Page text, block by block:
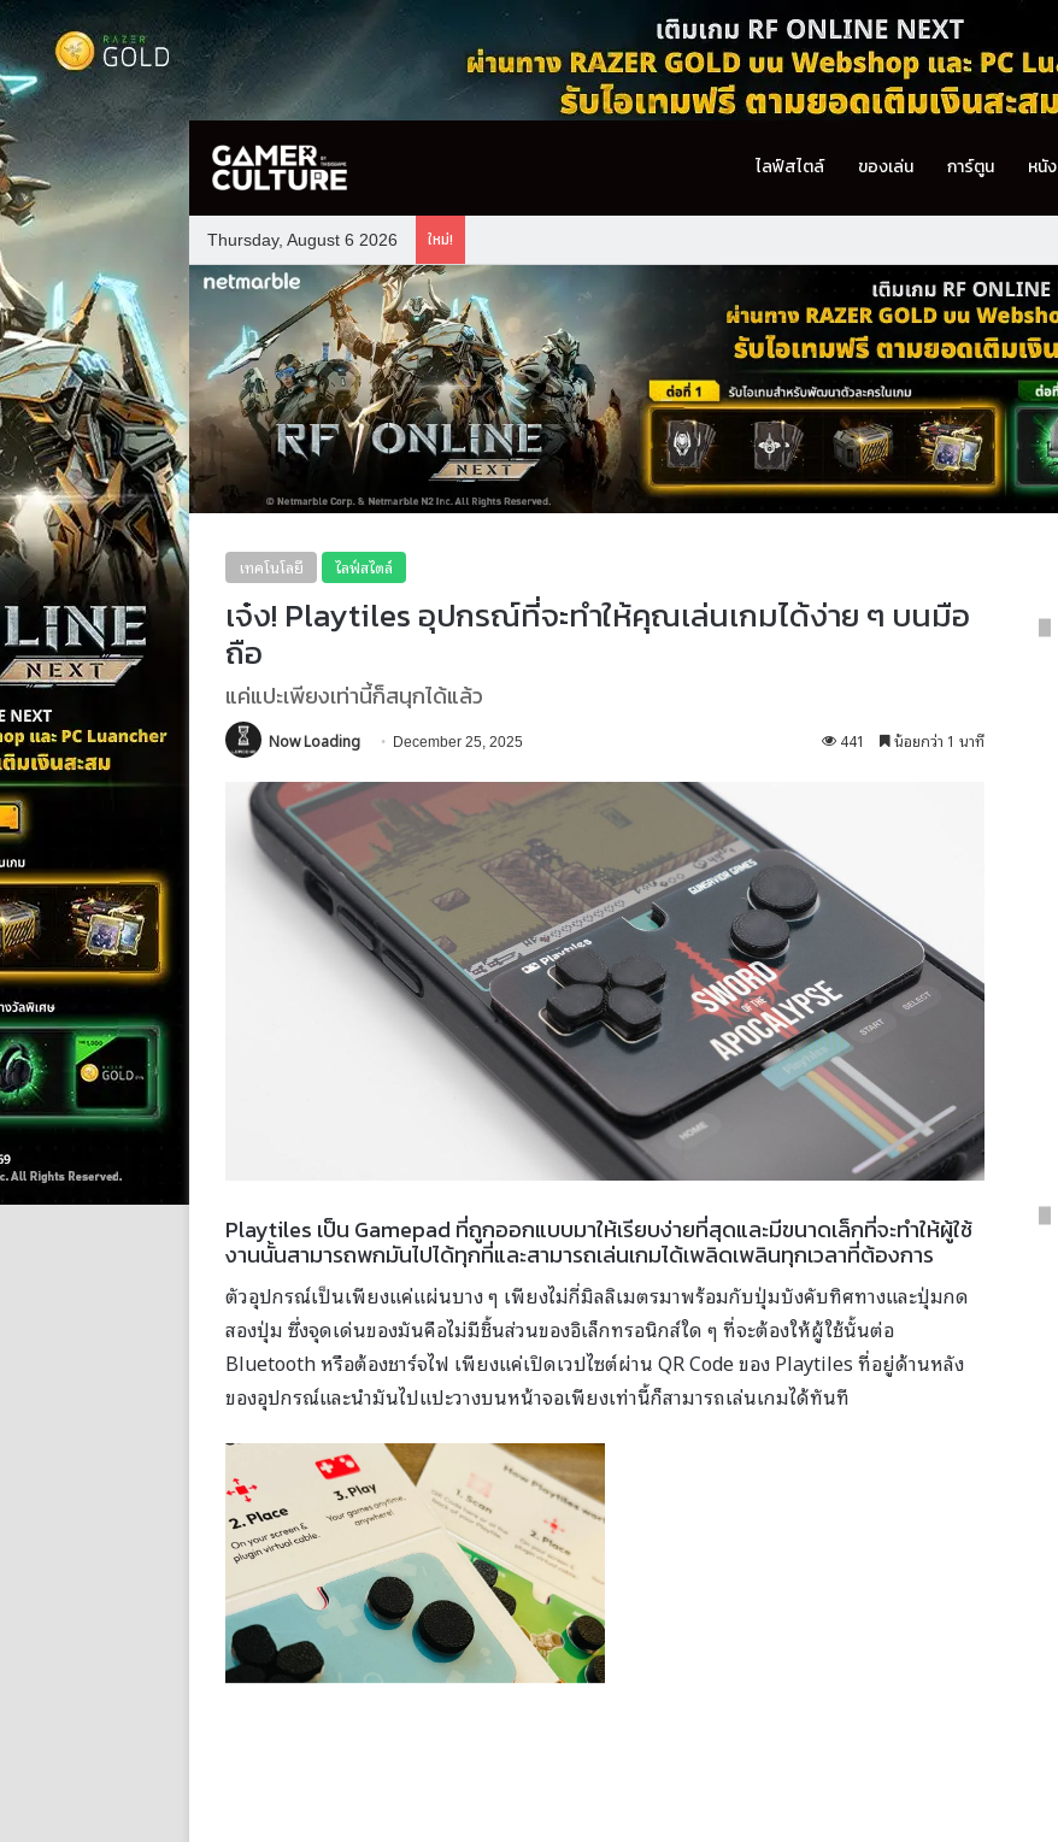
ไลฟ์สไตล์ ของเล่น การ์ตูน หนัง
Thursday, August 6 2026 ใหม่!
เทคโนโลยี ไลฟ์สไตล์
เจ๋ง! Playtiles อุปกรณ์ที่จะทำให้คุณเล่นเกมได้ง่าย ๆ บนมือ
ถือ
แค่แปะเพียงเท่านี้ก็สนุกได้แล้ว
Now Loading December 25, 2025 441 น้อยกว่า 1 นาที
Playtiles เป็น Gamepad ที่ถูกออกแบบมาให้เรียบง่ายที่สุดและมีขนาดเล็กที่จะทำให้ผู้ใช้
งานนั้นสามารถพกมันไปได้ทุกที่และสามารถเล่นเกมได้เพลิดเพลินทุกเวลาที่ต้องการ
ตัวอุปกรณ์เป็นเพียงแค่แผ่นบาง ๆ เพียงไม่กี่มิลลิเมตรมาพร้อมกับปุ่มบังคับทิศทางและปุ่มกด
สองปุ่ม ซึ่งจุดเด่นของมันคือไม่มีชิ้นส่วนของอิเล็กทรอนิกส์ใด ๆ ที่จะต้องให้ผู้ใช้นั้นต่อ
Bluetooth หรือต้องชาร์จไฟ เพียงแค่เปิดเวปไซต์ผ่าน QR Code ของ Playtiles ที่อยู่ด้านหลัง
ของอุปกรณ์และนำมันไปแปะวางบนหน้าจอเพียงเท่านี้ก็สามารถเล่นเกมได้ทันที